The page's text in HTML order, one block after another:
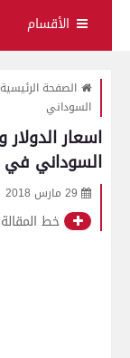
الأقسام
الصفحة الرئيسية
السوداني
اسعار الدولار
السوداني في
29 مارس 2018
خط المقالة